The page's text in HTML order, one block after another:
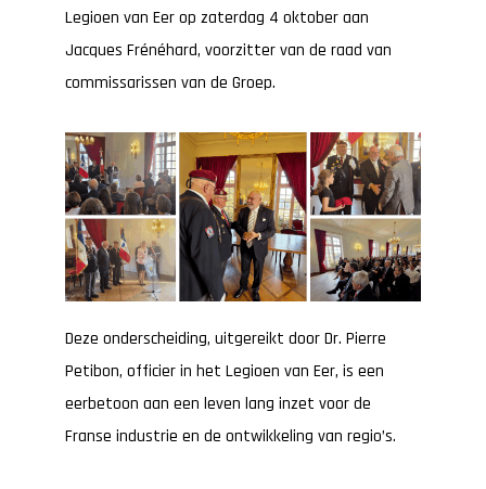
Legioen van Eer op zaterdag 4 oktober aan
Jacques Frénéhard, voorzitter van de raad van
commissarissen van de Groep.
Deze onderscheiding, uitgereikt door Dr. Pierre
Petibon, officier in het Legioen van Eer, is een
eerbetoon aan een leven lang inzet voor de
Franse industrie en de ontwikkeling van regio’s.